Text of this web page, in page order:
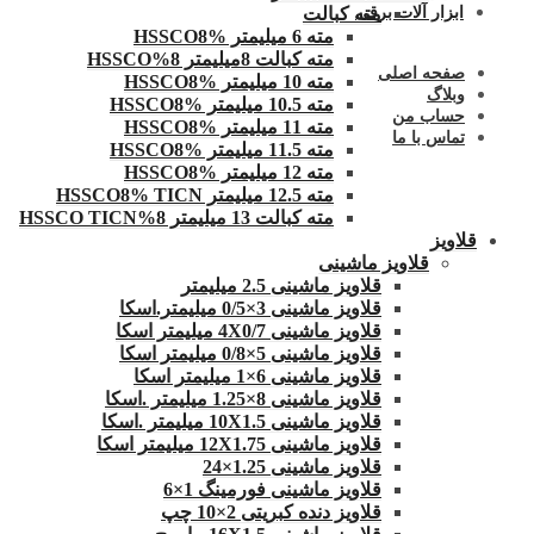
ابزار آلات برقی
صفحه اصلی
وبلاگ
حساب من
تماس با ما
مته کبالت
مته 6 میلیمتر HSSCO8%
مته کبالت 8میلیمتر 8%HSSCO
مته 10 میلیمتر HSSCO8%
مته 10.5 میلیمتر HSSCO8%
مته 11 میلیمتر HSSCO8%
مته 11.5 میلیمتر HSSCO8%
مته 12 میلیمتر HSSCO8%
مته 12.5 میلیمتر HSSCO8% TICN
مته کبالت 13 میلیمتر 8%HSSCO TICN
قلاویز
قلاویز ماشینی
قلاویز ماشینی 2.5 میلیمتر
قلاویز ماشینی 3×0/5 میلیمتر.اسکا
قلاویز ماشینی 4X0/7 میلیمتر اسکا
قلاویز ماشینی 5×0/8 میلیمتر اسکا
قلاویز ماشینی 6×1 میلیمتر اسکا
قلاویز ماشینی 8×1.25 میلیمتر .اسکا
قلاویز ماشینی 10X1.5 میلیمتر .اسکا
قلاویز ماشینی 12X1.75 میلیمتر اسکا
قلاویز ماشینی 1.25×24
قلاویز ماشینی فورمینگ 1×6
قلاویز دنده کبریتی 2×10 چپ